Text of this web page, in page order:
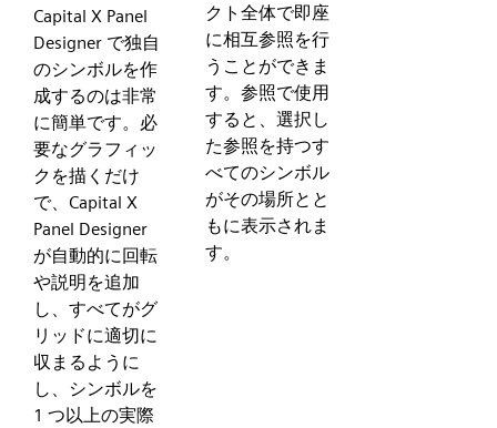
Capital X Panel
Designer で独自
のシンボルを作
成するのは非常
に簡単です。必
要なグラフィッ
クを描くだけ
で、Capital X
Panel Designer
が自動的に回転
や説明を追加
し、すべてがグ
リッドに適切に
収まるように
し、シンボルを
1 つ以上の実際
クト全体で即座
に相互参照を行
うことができま
す。参照で使用
すると、選択し
た参照を持つす
べてのシンボル
がその場所とと
もに表示されま
す。